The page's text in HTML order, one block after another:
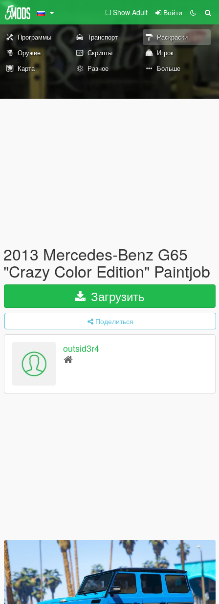
Show Adult Войти
Программы Транспорт
Раскраски
Оружие
Скрипты
Игрок
Карта
Разное Больше
2013 Mercedes-Benz G65
"Crazy Color Edition" Paintjob
Загрузить
Поделиться
outsid3r4